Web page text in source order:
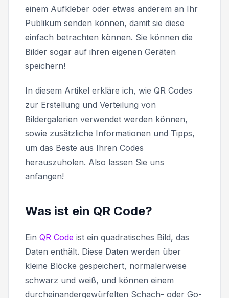
einem Aufkleber oder etwas anderem an Ihr
Publikum senden können, damit sie diese
einfach betrachten können. Sie können die
Bilder sogar auf ihren eigenen Geräten
speichern!
In diesem Artikel erkläre ich, wie QR Codes
zur Erstellung und Verteilung von
Bildergalerien verwendet werden können,
sowie zusätzliche Informationen und Tipps,
um das Beste aus Ihren Codes
herauszuholen. Also lassen Sie uns
anfangen!
Was ist ein QR Code?
Ein QR Code ist ein quadratisches Bild, das
Daten enthält. Diese Daten werden über
kleine Blöcke gespeichert, normalerweise
schwarz und weiß, und können einem
durcheinandergewürfelten Schach- oder Go-